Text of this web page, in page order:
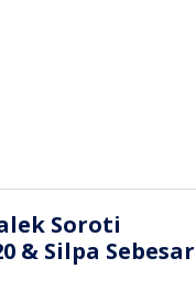
tv
Soroti
& Silpa Sebesar